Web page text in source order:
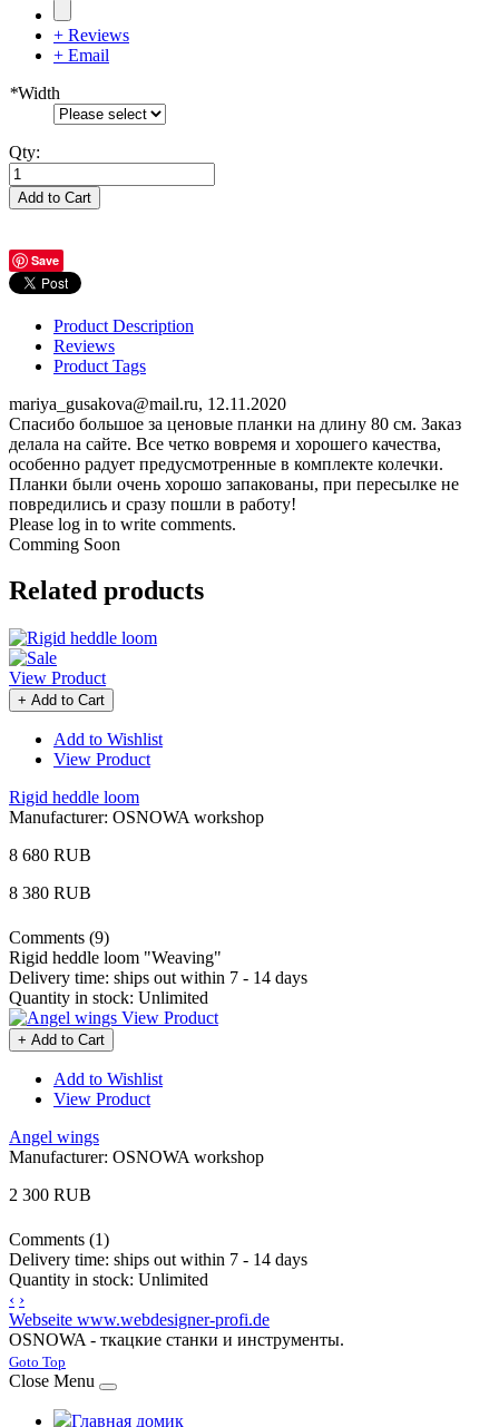
+ Reviews
+ Email
*Width
Qty:
Add to Cart
Save
Product Description
Reviews
Product Tags
mariya_gusakova@mail.ru, 12.11.2020
Спасибо большое за ценовые планки на длину 80 см. Заказ
делала на сайте. Все четко вовремя и хорошего качества,
особенно радует предусмотренные в комплекте колечки.
Планки были очень хорошо запакованы, при пересылке не
повредились и сразу пошли в работу!
Please log in to write comments.
Comming Soon
Related products
View Product
+ Add to Cart
Add to Wishlist
View Product
Rigid heddle loom
Manufacturer: OSNOWA workshop
8 680 RUB
8 380 RUB
Comments (9)
Rigid heddle loom "Weaving"
Delivery time: ships out within 7 - 14 days
Quantity in stock: Unlimited
View Product
+ Add to Cart
Add to Wishlist
View Product
Angel wings
Manufacturer: OSNOWA workshop
2 300 RUB
Comments (1)
Delivery time: ships out within 7 - 14 days
Quantity in stock: Unlimited
‹ ›
Webseite www.webdesigner-profi.de
OSNOWA - ткацкие станки и инструменты.
Joomla! 3 Templates
Goto Top
Close Menu
Главная домик